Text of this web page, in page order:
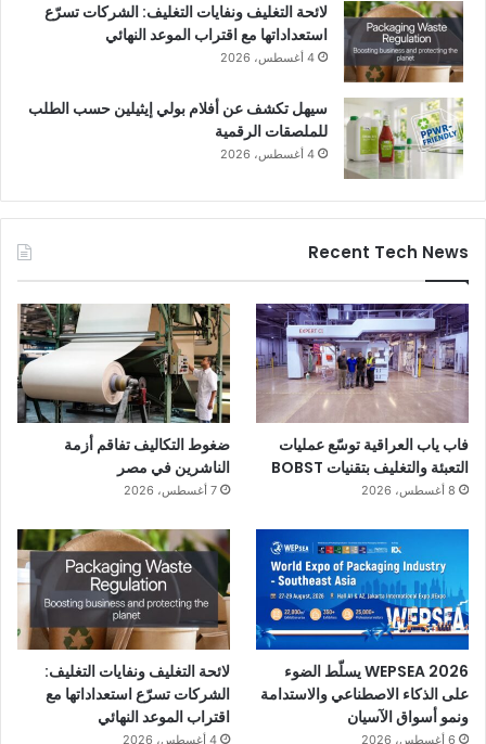
لائحة التغليف ونفايات التغليف: الشركات تسرّع
استعداداتها مع اقتراب الموعد النهائي
4 أغسطس، 2026
سيهل تكشف عن أفلام بولي إيثيلين حسب الطلب
للملصقات الرقمية
4 أغسطس، 2026
Recent Tech News
فاب ياب العراقية توسّع عمليات
التعبئة والتغليف بتقنيات BOBST
8 أغسطس، 2026
ضغوط التكاليف تفاقم أزمة
الناشرين في مصر
7 أغسطس، 2026
WEPSEA 2026 يسلّط الضوء
على الذكاء الاصطناعي والاستدامة
ونمو أسواق الآسيان
6 أغسطس، 2026
لائحة التغليف ونفايات التغليف:
الشركات تسرّع استعداداتها مع
اقتراب الموعد النهائي
4 أغسطس، 2026